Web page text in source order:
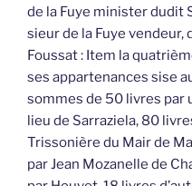
de la Fuye minister dudit
sieur de la Fuye vendeur,
Foussat : Item la
ses appartenances sise
sommes de 50 livres par
lieu de Sarraziela, 80
Trissonière du Mair de
par Jean Mozanelle de